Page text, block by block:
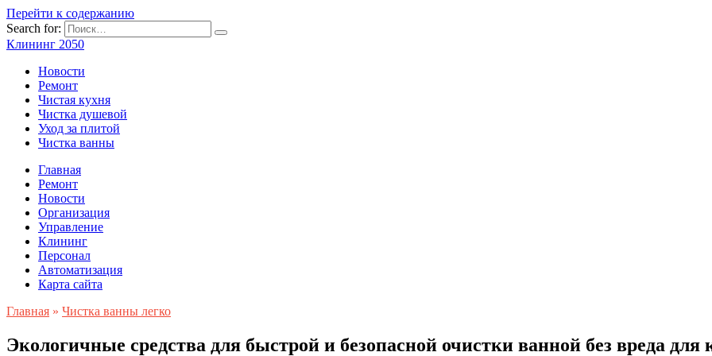
Перейти к содержанию
Search for:
Клининг 2050
Новости
Ремонт
Чистая кухня
Чистка душевой
Уход за плитой
Чистка ванны
Главная
Ремонт
Новости
Организация
Управление
Клининг
Персонал
Автоматизация
Карта сайта
Главная » Чистка ванны легко
Экологичные средства для быстрой и безопасной очистки ванной без вреда для